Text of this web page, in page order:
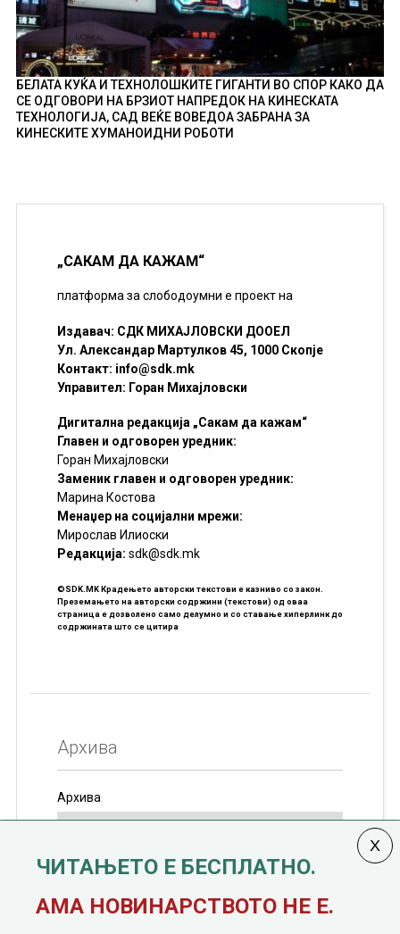
БЕЛАТА КУЌА И ТЕХНОЛОШКИТЕ ГИГАНТИ ВО СПОР КАКО ДА
СЕ ОДГОВОРИ НА БРЗИОТ НАПРЕДОК НА КИНЕСКАТА
ТЕХНОЛОГИЈА, САД ВЕЌЕ ВОВЕДОА ЗАБРАНА ЗА
КИНЕСКИТЕ ХУМАНОИДНИ РОБОТИ
„САКАМ ДА КАЖАМ“
платформа за слободоумни е проект на
Издавач: СДК МИХАЈЛОВСКИ ДООЕЛ
Ул. Александар Мартулков 45, 1000 Скопје
Контакт: info@sdk.mk
Управител: Горан Михајловски
Дигитална редакција „Сакам да кажам“
Главен и одговорен уредник:
Горан Михајловски
Заменик главен и одговорен уредник:
Марина Костова
Менаџер на социјални мрежи:
Мирослав Илиоски
Редакцијa: sdk@sdk.mk
©SDK.MK Крадењето авторски текстови е казниво со закон.
Преземањето на авторски содржини (текстови) од оваа
страница е дозволено само делумно и со ставање хиперлинк до
содржината што се цитира
Архива
Архива
јануари, 1991 година
ЧИТАЊЕТО Е БЕСПЛАТНО.
АМА НОВИНАРСТВОТО НЕ Е.